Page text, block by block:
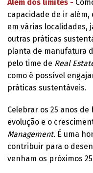
Além dos limites -
capacidade de ir além,
em várias localidades,
outras práticas
planta de manufatura
pelo time de Real
como é possível
práticas sustentáveis.
Celebrar os 25 anos
evolução e o
Management. É uma
contribuir para o
venham os próximos